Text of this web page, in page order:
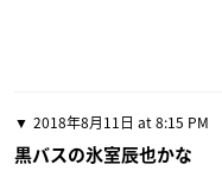
2018年8月11日 at 8:15 PM
黒バスの氷室辰也かな